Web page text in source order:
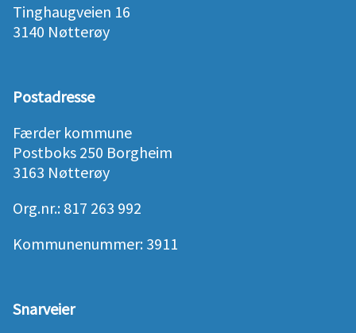
Tinghaugveien 16
3140 Nøtterøy
Postadresse
Færder kommune
Postboks 250 Borgheim
3163 Nøtterøy
Org.nr.: 817 263 992
Kommunenummer: 3911
Snarveier